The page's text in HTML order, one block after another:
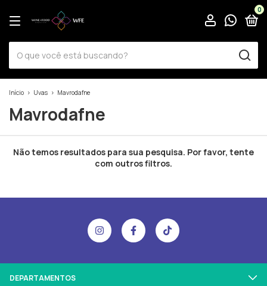
0
Início > Uvas > Mavrodafne
Mavrodafne
Não temos resultados para sua pesquisa. Por favor, tente
com outros filtros.
DEPARTAMENTOS